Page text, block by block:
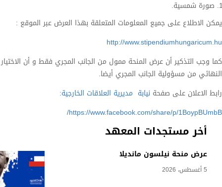
أخر مستجدات المعهد
عرض منحة نيلسون مانديلا
5 أغسطس، 2026
صورة شمسية.
يمكن الاطلاع على جميع المعلومات المتعلقة بهذا العرض عبر الموقع :
http://www.stipendiumhungaricum.hu
كما وجب التذكير أن عرض المنحة ممول من الجانب المجري فقط و أن الاختيار
النهائي من مسؤولية الجانب المجري أيضا.
رابط الاعلان على صفحة نيابة مديرية العلاقات الخارجية:
https://www.facebook.com/share/p/1BoypBUmbB/